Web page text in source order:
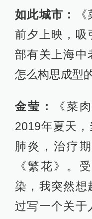
如此城市：
前夕上映，吸
部有关上海中
怎么构思成型
金莹：
《菜
2019年夏天
肺炎，治疗
《繁花》。
染，我突然想
过写一个关于